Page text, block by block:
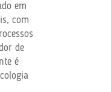
em
com
de
é